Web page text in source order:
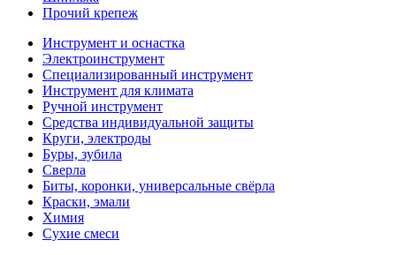
Прочий крепеж
Инструмент и оснастка
Электроинструмент
Специализированный инструмент
Инструмент для климата
Ручной инструмент
Средства индивидуальной защиты
Круги, электроды
Буры, зубила
Сверла
Биты, коронки, универсальные свёрла
Краски, эмали
Химия
Сухие смеси